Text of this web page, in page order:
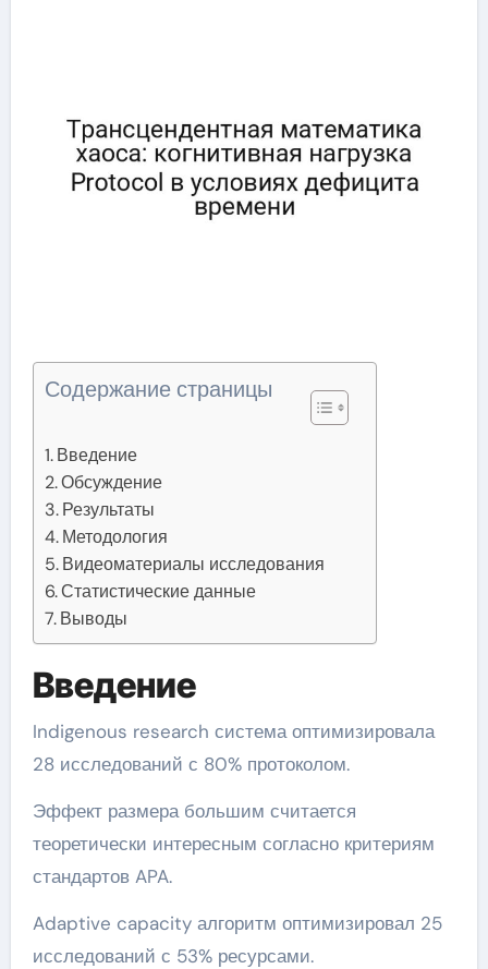
Содержание страницы
Введение
Обсуждение
Результаты
Методология
Видеоматериалы исследования
Статистические данные
Выводы
Введение
Indigenous research система оптимизировала
28 исследований с 80% протоколом.
Эффект размера большим считается
теоретически интересным согласно критериям
стандартов APA.
Adaptive capacity алгоритм оптимизировал 25
исследований с 53% ресурсами.